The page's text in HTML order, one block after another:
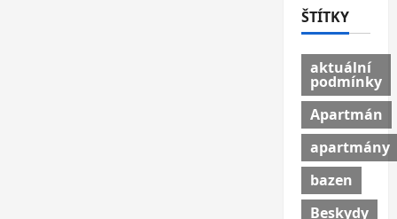
ŠTÍTKY
aktuální
podmínky
Apartmán
apartmány
bazen
Beskydy